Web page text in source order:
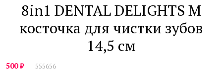
8in1 DENTAL DELIGHTS M
косточка для чистки зубов
14,5 см
500₽ 555656